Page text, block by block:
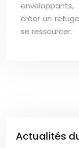
créer un
se ressourcer.
Actualités